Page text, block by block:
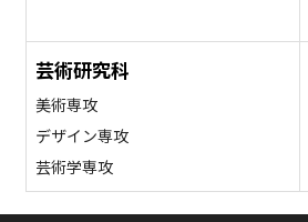
芸術研究科
美術専攻
デザイン専攻
芸術学専攻